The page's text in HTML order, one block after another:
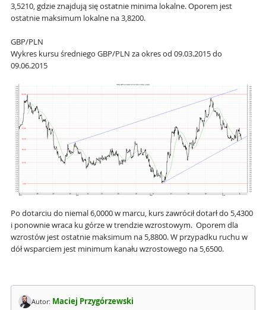
3,5210, gdzie znajdują się ostatnie minima lokalne. Oporem jest
ostatnie maksimum lokalne na 3,8200.
GBP/PLN
Wykres kursu średniego GBP/PLN za okres od 09.03.2015 do
09.06.2015
Po dotarciu do niemal 6,0000 w marcu, kurs zawrócił dotarł do 5,4300
i ponownie wraca ku górze w trendzie wzrostowym. Oporem dla
wzrostów jest ostatnie maksimum na 5,8800. W przypadku ruchu w
dół wsparciem jest minimum kanału wzrostowego na 5,6500.
Autor: Maciej Przygórzewski